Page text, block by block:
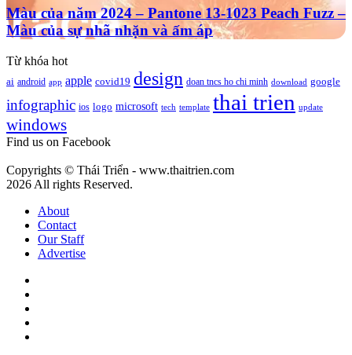
năm
2025
màu
nâu
phê
ý
nghĩa
gì?
năm
2024
–
Pantone
13-
1023
Fuzz
–
Màu
sự
nhã
Màu của năm 2024 – Pantone 13-1023 Peach Fuzz –
Màu của sự nhã nhặn và ấm áp
Từ khóa hot
ai android app apple covid19 design doan tncs ho chi minh download google
infographic ios logo microsoft tech template thai trien update
windows
Find us on Facebook
Copyrights © Thái Triển - www.thaitrien.com
2026 All rights Reserved.
About
Contact
Our Staff
Advertise